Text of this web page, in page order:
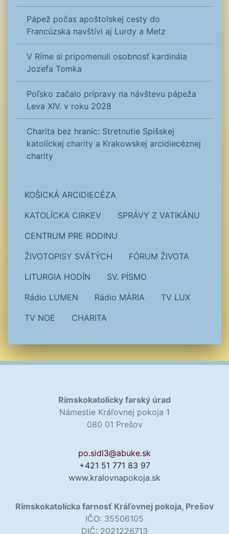
Pápež počas apoštolskej cesty do
Francúzska navštívi aj Lurdy a Metz
V Ríme si pripomenuli osobnosť kardinála
Jozefa Tomka
Poľsko začalo prípravy na návštevu pápeža
Leva XIV. v roku 2028
Charita bez hraníc: Stretnutie Spišskej
katolíckej charity a Krakowskej arcidiecéznej
charity
KOŠICKÁ ARCIDIECÉZA
KATOLÍCKA CIRKEV
SPRÁVY Z VATIKÁNU
CENTRUM PRE RODINU
ŽIVOTOPISY SVÄTÝCH
FÓRUM ŽIVOTA
LITURGIA HODÍN
SV. PÍSMO
Rádio LUMEN
Rádio MÁRIA
TV LUX
TV NOE
CHARITA
Rímskokatolícky farský úrad
Námestie Kráľovnej pokoja 1
080 01 Prešov
po.sidl3@abuke.sk
+421 51 771 83 97
www.kralovnapokoja.sk
Rímskokatolícka farnosť Kráľovnej pokoja, Prešov
IČO: 35506105
DIČ: 2021226713